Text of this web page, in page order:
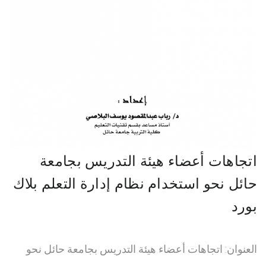
اتجاهات أعضاء هيئة التدريس بجامعة
حائل نحو استخدام نظام إدارة التعلم بلاك
بورد
العنوان: اتجاهات أعضاء هيئة التدريس بجامعة حائل نحو